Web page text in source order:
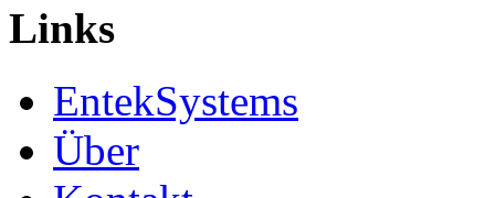
Links
EntekSystems
Über